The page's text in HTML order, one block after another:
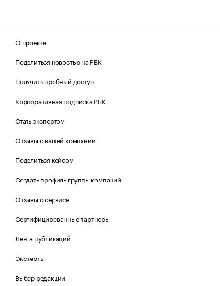
О проекте
Поделиться новостью на РБК
Получить пробный доступ
Корпоративная подписка РБК
Стать экспертом
Отзывы о вашей компании
Поделиться кейсом
Создать профиль группы компаний
Отзывы о сервисе
Сертифицированные партнеры
Лента публикаций
Эксперты
Выбор редакции